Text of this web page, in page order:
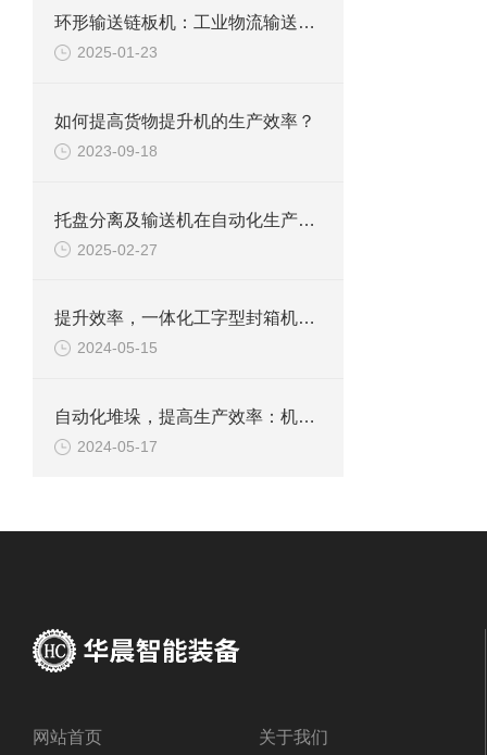
环形输送链板机：工业物流输送的“循环动脉”
2025-01-23
如何提高货物提升机的生产效率？
2023-09-18
托盘分离及输送机在自动化生产线中的应用与优化
2025-02-27
提升效率，一体化工字型封箱机助力包装行业升级
2024-05-15
自动化堆垛，提高生产效率：机械手码垛系统的应用探索
2024-05-17
网站首页 关于我们